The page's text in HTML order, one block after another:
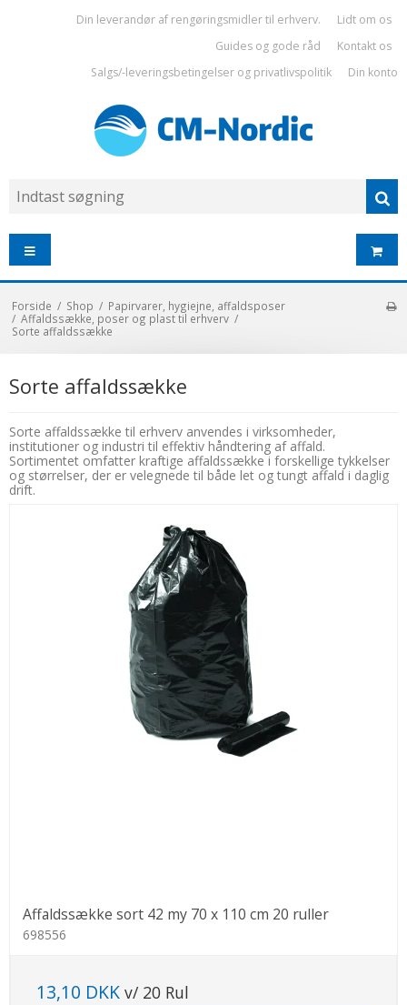
Din leverandør af rengøringsmidler til erhverv.
Lidt om os
Guides og gode råd
Kontakt os
Salgs/-leveringsbetingelser og privatlivspolitik
Din konto
Forside / Shop / Papirvarer, hygiejne, affaldsposer
/ Affaldssække, poser og plast til erhverv /
Sorte affaldssække
Sorte affaldssække
Sorte affaldssække til erhverv anvendes i virksomheder,
institutioner og industri til effektiv håndtering af affald.
Sortimentet omfatter kraftige affaldssække i forskellige tykkelser
og størrelser, der er velegnede til både let og tungt affald i daglig
drift.
Affaldssække sort 42 my 70 x 110 cm 20 ruller
698556
13,10 DKK v/ 20 Rul